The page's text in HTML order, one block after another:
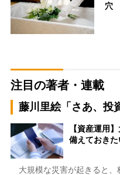
穴
注目の著者・連載
藤川里絵「さあ、投
【資産運用
備えておき
大規模な災害が起きると、